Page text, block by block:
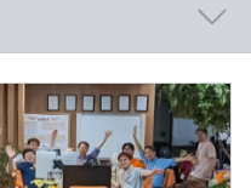
シスタント
acro-chat-ai/
15分含む）
タイム・ウィンタータイ
定します。
者数
人